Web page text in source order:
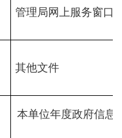
管理局网上服务窗口
其他文件
本单位年度政府信息